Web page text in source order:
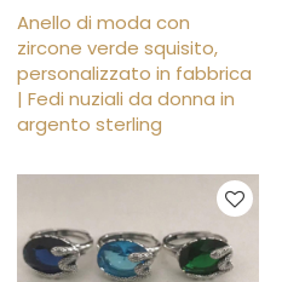
Anello di moda con
zircone verde squisito,
personalizzato in fabbrica
| Fedi nuziali da donna in
argento sterling